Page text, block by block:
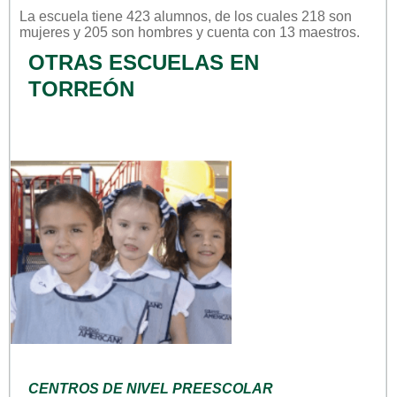
La escuela tiene 423 alumnos, de los cuales 218 son
mujeres y 205 son hombres y cuenta con 13 maestros.
OTRAS ESCUELAS EN
TORREÓN
CENTROS DE NIVEL PREESCOLAR